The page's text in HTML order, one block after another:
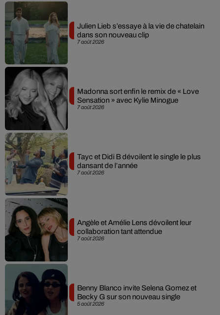
7 août 2026
Julien Lieb s’essaye à la vie de chatelain
dans son nouveau clip
7 août 2026
Madonna sort enfin le remix de « Love
Sensation » avec Kylie Minogue
7 août 2026
Tayc et Didi B dévoilent le single le plus
dansant de l’année
7 août 2026
Angèle et Amélie Lens dévoilent leur
collaboration tant attendue
5 août 2026
Benny Blanco invite Selena Gomez et
Becky G sur son nouveau single